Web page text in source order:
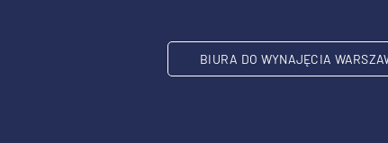
BIURA DO WYNAJĘCIA